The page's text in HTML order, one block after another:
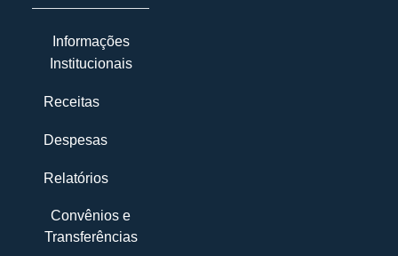
Informações
Institucionais
Receitas
Despesas
Relatórios
Convênios e
Transferências